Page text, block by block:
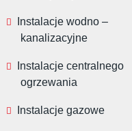
Instalacje wodno –
kanalizacyjne
Instalacje centralnego
ogrzewania
Instalacje gazowe